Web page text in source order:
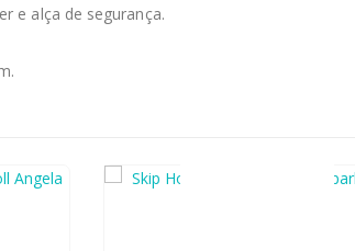
e alça de segurança.